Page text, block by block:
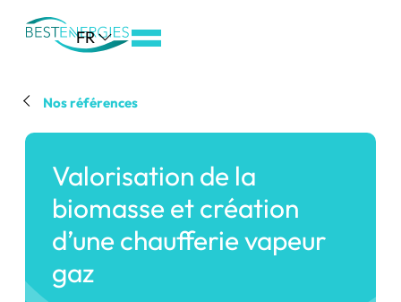
Aller
de
contenu
Aller
pied
de
FR
Nos références
Valorisation de la
biomasse et création
d’une chaufferie vapeur
gaz